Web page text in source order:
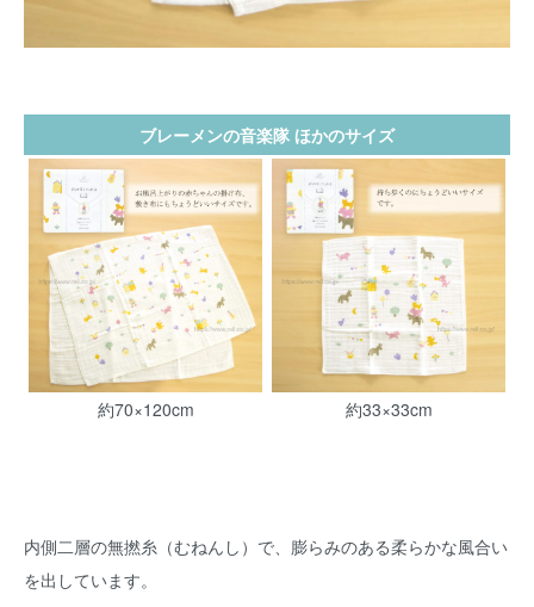
ブレーメンの音楽隊 ほかのサイズ
約70×120cm 約33×33cm
内側二層の無撚糸（むねんし）で、膨らみのある柔らかな風合い
を出しています。